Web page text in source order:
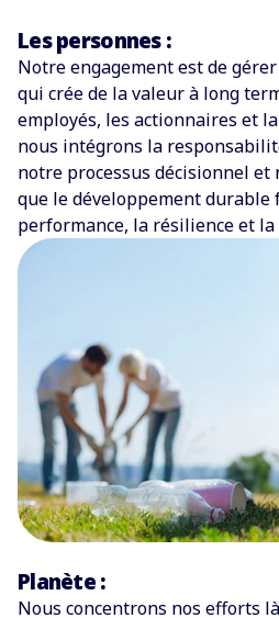
Les personnes :
Notre engagement est de
qui crée de la valeur à long
employés, les actionnaires et
nous intégrons la
notre processus décisionnel et
que le développement durable
performance, la résilience et la
Planète :
Nous concentrons nos efforts